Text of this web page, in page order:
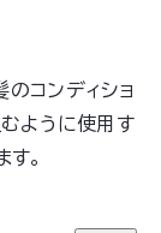
コンディショ
ように使用す
。